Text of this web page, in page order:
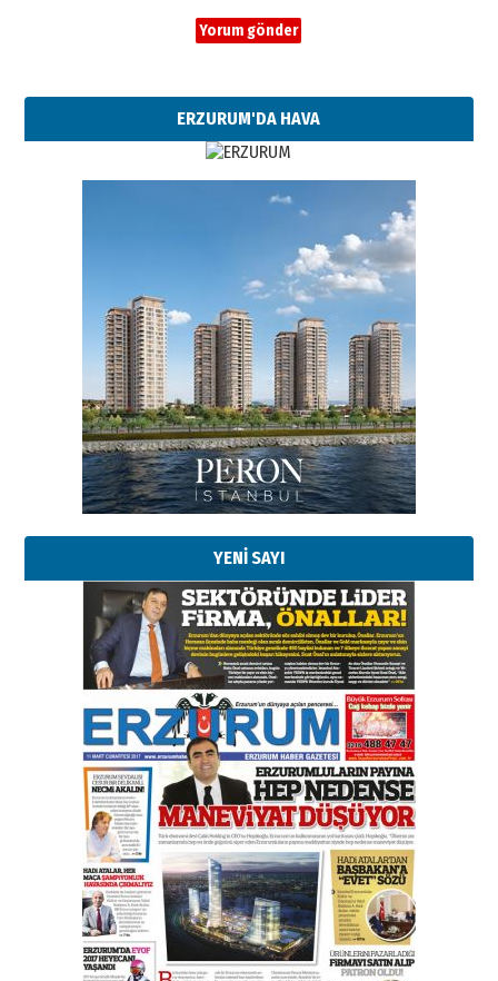
ERZURUM'DA HAVA
YENİ SAYI
Esat BİNDESEN
Başkan Sekmen’den Erzurum’a
bir vizyon proje daha!
02 Ağustos 2026 Pazar
Kadir SABUNCUOĞLU
Erzurumspor’un köşe taşları
29 Haziran 2026 Pazartesi
Kenan GÜLERCİ
Murat Şahsuvaroğlu ERKON’da
çıtayı yukarı taşırken,
yönetimdekiler aşağı
çekmemeli!
17 Şubat 2026 SalıOrhan BOZKURT
Bir fotoğraf, bir şehir, bir
gazeteci… Dizginler kimin
elinde?
31 Mart 2026 Salı
A. Berhan Yılmaz
BİR BÖLÜM DEĞİL, BİR ÖMÜR
SEÇİYORSUNUZ… “NEDEN
ATATÜRK ÜNİVERSİTESİ?”
28 Temmuz 2026 Salı
Ahmet Gökhan YAZICI
Ahmed Yesevi’den bir Alperen…
”Reisimiz” idi… Hakka yürüdü.!
26 Mart 2026 Perşembe